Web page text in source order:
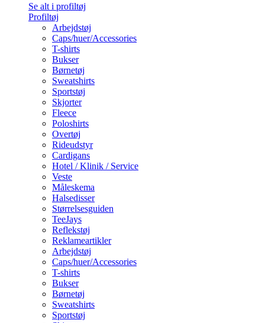
Se alt i profiltøj
Profiltøj
Arbejdstøj
Caps/huer/Accessories
T-shirts
Bukser
Børnetøj
Sweatshirts
Sportstøj
Skjorter
Fleece
Poloshirts
Overtøj
Rideudstyr
Cardigans
Hotel / Klinik / Service
Veste
Måleskema
Halsedisser
Størrelsesguiden
TeeJays
Reflekstøj
Reklameartikler
Arbejdstøj
Caps/huer/Accessories
T-shirts
Bukser
Børnetøj
Sweatshirts
Sportstøj